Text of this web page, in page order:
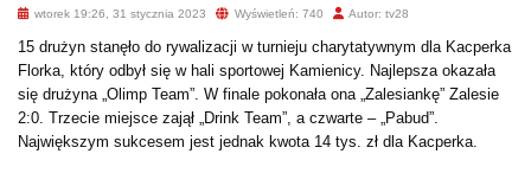
wtorek 19:26, 31 stycznia 2023 Wyświetleń: 740 Autor: tv28
15 drużyn stanęło do rywalizacji w turnieju charytatywnym dla Kacperka
Florka, który odbył się w hali sportowej Kamienicy. Najlepsza okazała
się drużyna „Olimp Team”. W finale pokonała ona „Zalesiankę” Zalesie
2:0. Trzecie miejsce zajął „Drink Team”, a czwarte – „Pabud”.
Największym sukcesem jest jednak kwota 14 tys. zł dla Kacperka.